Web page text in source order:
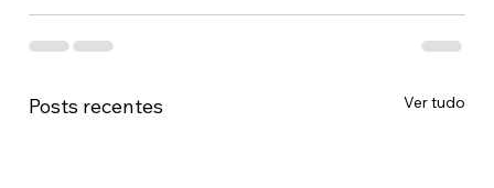
Posts recentes Ver tudo